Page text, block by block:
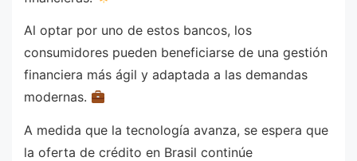
Al optar por uno de estos bancos, los
consumidores pueden beneficiarse de una gestión
financiera más ágil y adaptada a las demandas
modernas.
A medida que la tecnología avanza, se espera que
la oferta de crédito en Brasil continúe